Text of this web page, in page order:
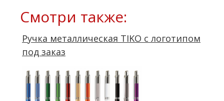
Смотри также:
Ручка металлическая TIKO с логотипом
под заказ